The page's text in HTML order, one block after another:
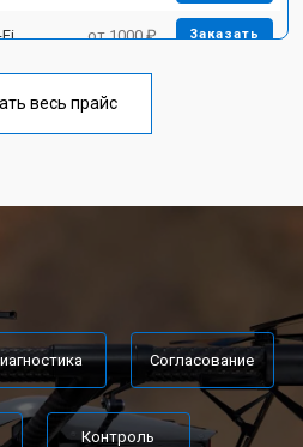
от 1000 ₽ Заказать
от 2800 ₽
весь прайс
Согласование
Контроль